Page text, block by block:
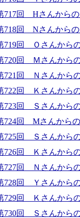
回 Hさんからの
回 Nさんからの
回 Ｏさんから
回 Ｍさんから
回 Ｎさんから
回 Ｋさんから
回 Ｓさんから
回 Mさんからの
回 Ｓさんから
回 Ｋさんから
回 Ｎさんから
回 Ｙさんから
回 Ｋさんから
回 Ｓさんから